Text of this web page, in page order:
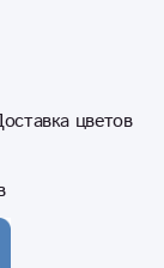
цветов